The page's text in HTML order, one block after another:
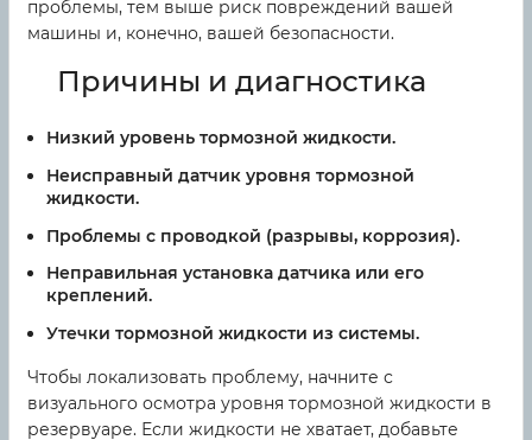
проблемы, тем выше риск повреждений вашей
машины и, конечно, вашей безопасности.
Причины и диагностика
Низкий уровень тормозной жидкости.
Неисправный датчик уровня тормозной
жидкости.
Проблемы с проводкой (разрывы, коррозия).
Неправильная установка датчика или его
креплений.
Утечки тормозной жидкости из системы.
Чтобы локализовать проблему, начните с
визуального осмотра уровня тормозной жидкости в
резервуаре. Если жидкости не хватает, добавьте